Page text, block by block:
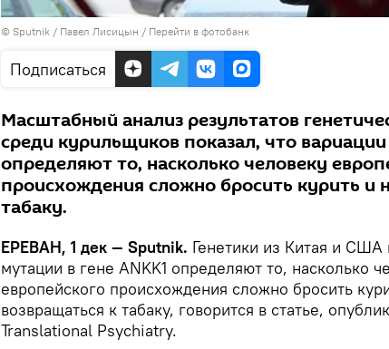
© Sputnik / Павел Лисицын / Перейти в фотобанк
Подписаться
Масштабный анализ результатов
среди курильщиков показал, что вариации
определяют то, насколько человеку
происхождения сложно бросить курить и
табаку.
ЕРЕВАН, 1 дек — Sputnik. Генетики из Китая и США
мутации в гене ANKK1 определяют то, насколько
европейского происхождения сложно бросить
возвращаться к табаку, говорится в статье,
Translational Psychiatry.